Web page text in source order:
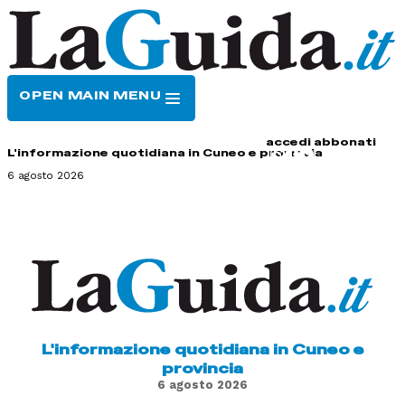
OPEN MAIN MENU
accedi abbonati
L'informazione quotidiana in Cuneo e provincia
6 agosto 2026
L'informazione quotidiana in Cuneo e
provincia
6 agosto 2026